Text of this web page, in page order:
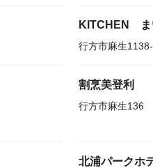
KITCHEN ま
行方市麻生1138-
割烹美登利
行方市麻生136
北浦パークホ